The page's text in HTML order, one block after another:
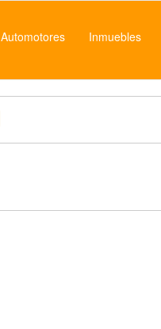
Automotores Inmuebles